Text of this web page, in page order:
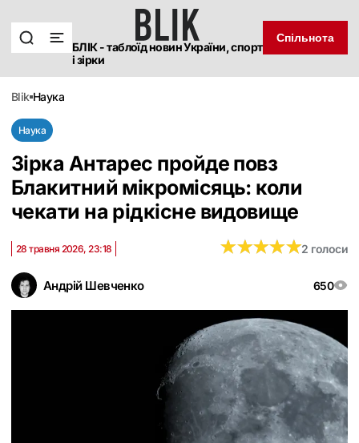
БЛІК - таблоїд новин України, спорт
і зірки
Спільнота
blik наука
Наука
Зірка Антарес пройде повз
Блакитний мікромісяць: коли
чекати на рідкісне видовище
Андрій Шевченко 650
28 травня 2026, 23:18 ★★★★★
★★★★★2 голоси